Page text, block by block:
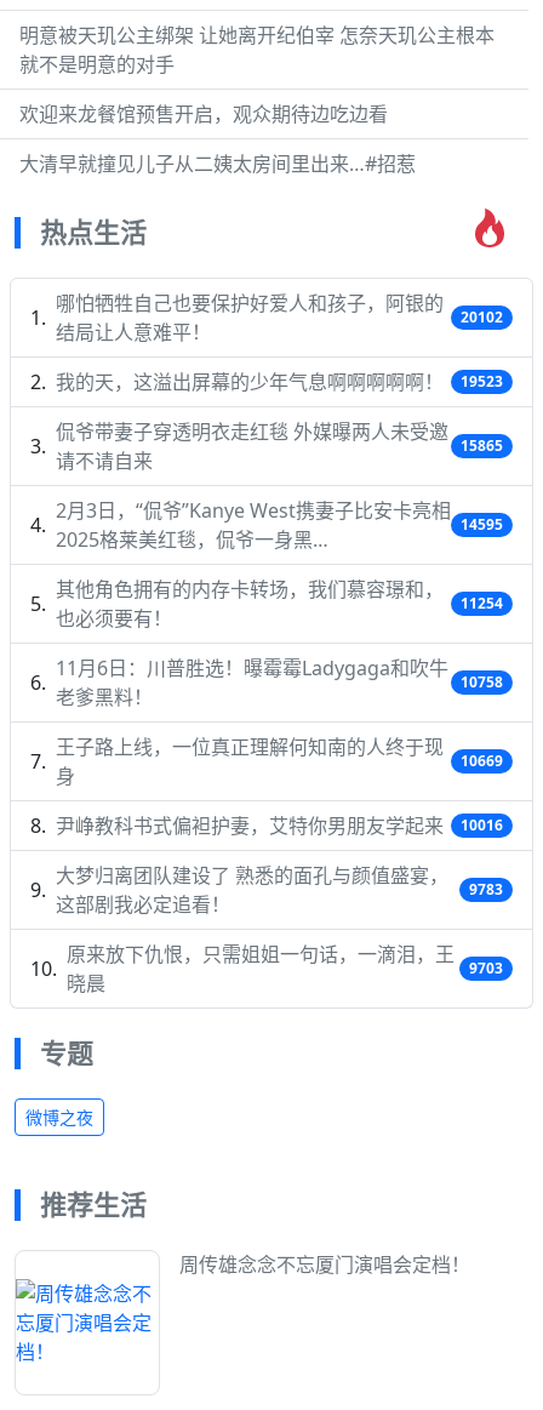
明意被天玑公主绑架 让她离开纪伯宰 怎奈天玑公主根本
就不是明意的对手
欢迎来龙餐馆预售开启，观众期待边吃边看
大清早就撞见儿子从二姨太房间里出来…#招惹
热点生活
哪怕牺牲自己也要保护好爱人和孩子，阿银的
结局让人意难平！
20102
我的天，这溢出屏幕的少年气息啊啊啊啊啊！ 19523
侃爷带妻子穿透明衣走红毯 外媒曝两人未受邀
请不请自来
15865
2月3日，“侃爷”Kanye West携妻子比安卡亮相
2025格莱美红毯，侃爷一身黑…
14595
其他角色拥有的内存卡转场，我们慕容璟和，
也必须要有！
11254
11月6日：川普胜选！曝霉霉Ladygaga和吹牛
老爹黑料！
10758
王子路上线，一位真正理解何知南的人终于现
身
10669
尹峥教科书式偏袒护妻，艾特你男朋友学起来 10016
大梦归离团队建设了 熟悉的面孔与颜值盛宴，
这部剧我必定追看！
9783
原来放下仇恨，只需姐姐一句话，一滴泪，王
晓晨
9703
专题
微博之夜
推荐生活
周传雄念念不忘厦门演唱会定档！